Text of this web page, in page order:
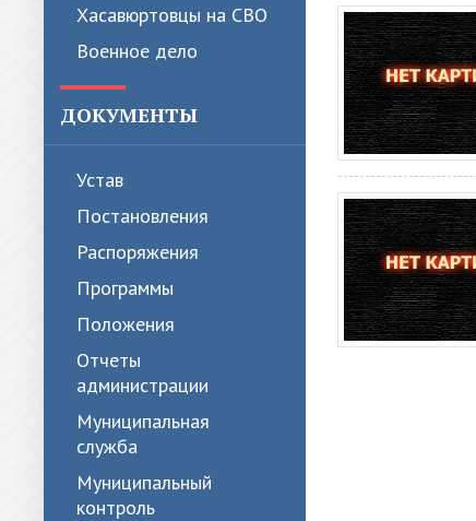
Хасавюртовцы на СВО
Военное дело
ДОКУМЕНТЫ
Устав
Постановления
Распоряжения
Программы
Положения
Отчеты
администрации
Муниципальная
служба
Муниципальный
контроль